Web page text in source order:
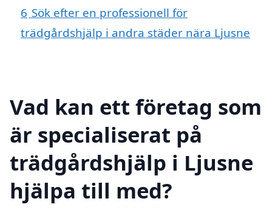
6 Sök efter en professionell för
trädgårdshjälp i andra städer nära Ljusne
Vad kan ett företag som
är specialiserat på
trädgårdshjälp i Ljusne
hjälpa till med?